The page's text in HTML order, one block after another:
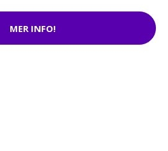
MER INFO!